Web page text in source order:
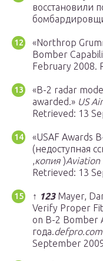
восстановили
«Northrop
Bomber
February 2008.
«B-2 radar
awarded.» US
Retrieved: 13
«USAF Awards
(недоступная
,копия )Aviation
Retrieved: 13
↑ 123Mayer,
Verify Proper
on B-2 Bomber
года.defpro.com
September